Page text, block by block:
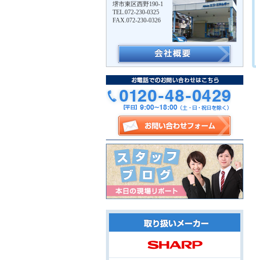
堺市東区西野190-1
TEL.072-230-0325
FAX.072-230-0326